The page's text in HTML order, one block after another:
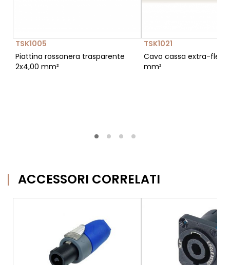
TSK1005
Piattina rossonera trasparente
2x4,00 mm²
TSK1021
Cavo cassa extra-
mm²
ACCESSORI CORRELATI